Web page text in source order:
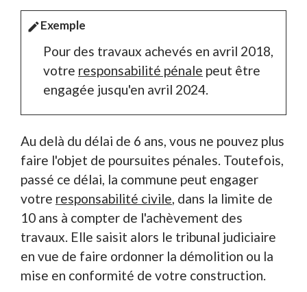
editExemple
Pour des travaux achevés en avril 2018,
votre responsabilité pénale peut être
engagée jusqu'en avril 2024.
Au delà du délai de 6 ans, vous ne pouvez plus
faire l'objet de poursuites pénales. Toutefois,
passé ce délai, la commune peut engager
votre responsabilité civile, dans la limite de
10 ans à compter de l'achèvement des
travaux. Elle saisit alors le tribunal judiciaire
en vue de faire ordonner la démolition ou la
mise en conformité de votre construction.